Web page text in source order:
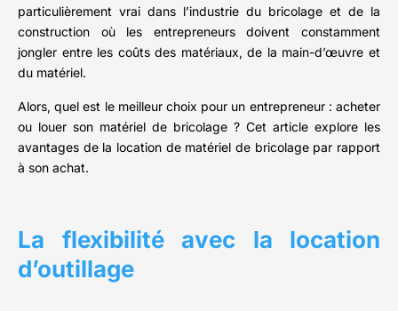
particulièrement vrai dans l’industrie du bricolage et de la
construction où les entrepreneurs doivent constamment
jongler entre les coûts des matériaux, de la main-d’œuvre et
du matériel.
Alors, quel est le meilleur choix pour un entrepreneur : acheter
ou louer son matériel de bricolage ? Cet article explore les
avantages de la location de matériel de bricolage par rapport
à son achat.
La flexibilité avec la location
d’outillage